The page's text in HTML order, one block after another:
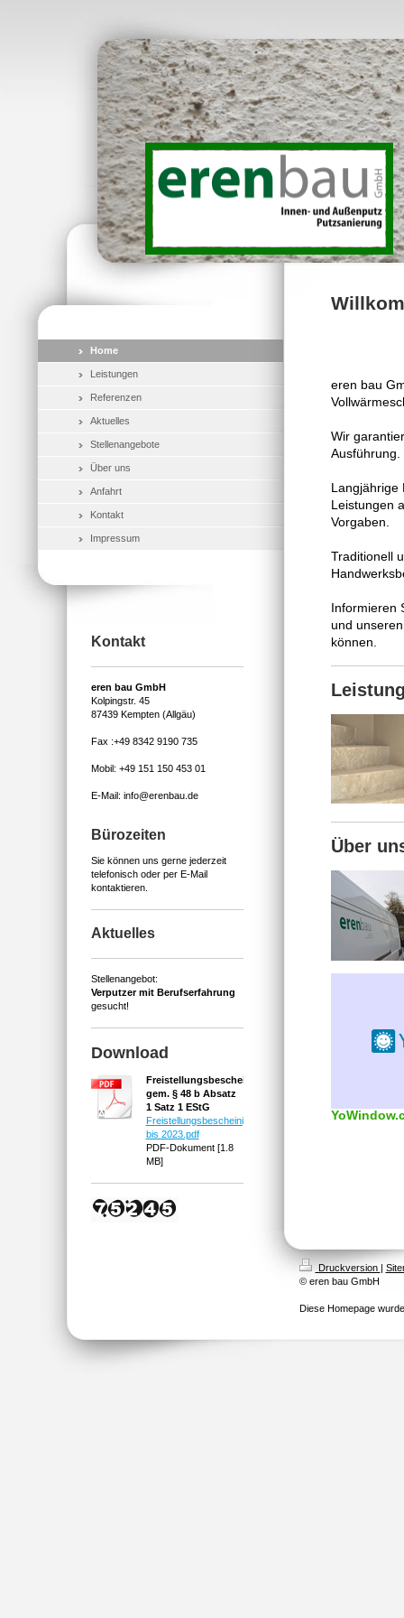
eren bau
Wir
Ausführung.
Langjährige
Leistungen
Vorgaben.
Traditionell
Informieren
und
können.
Über
Home
Leistungen
Referenzen
Aktuelles
Stellenangebote
Über uns
Anfahrt
Kontakt
Impressum
Kontakt
eren bau GmbH
Kolpingstr. 45
87439 Kempten (Allgäu)
Fax :+49 8342 9190 735
Mobil: +49 151 150 453 01
E-Mail: info@erenbau.de
Bürozeiten
Sie können uns gerne jederzeit
telefonisch oder per E-Mail
kontaktieren.
Aktuelles
Stellenangebot:
Verputzer mit Berufserfahrung
gesucht!
Download
Freistellungsbescheinigung
gem. § 48 b Absatz
1 Satz 1 EStG
Freistellungsbescheinigung
bis 2023.pdf
PDF-Dokument [1.8
MB]
Druckversion |
© eren bau GmbH
Diese Homepage